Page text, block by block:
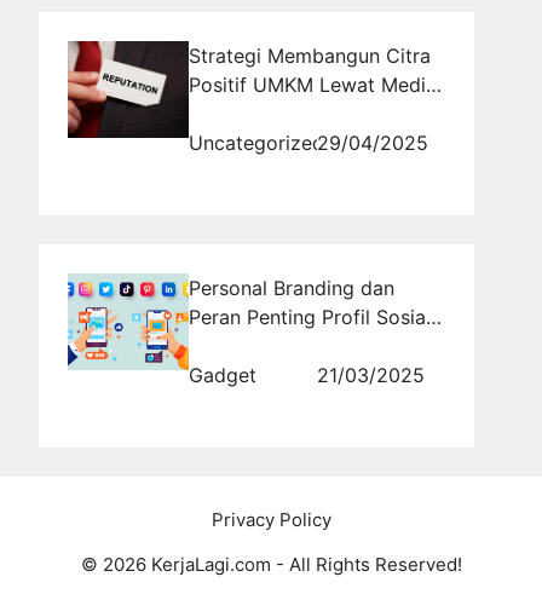
Strategi Membangun Citra
Positif UMKM Lewat Media
Uncategorized29/04/2025
Personal Branding dan
Peran Penting Profil Sosial
Gadget
21/03/2025
Privacy Policy
© 2026 KerjaLagi.com - All Rights Reserved!